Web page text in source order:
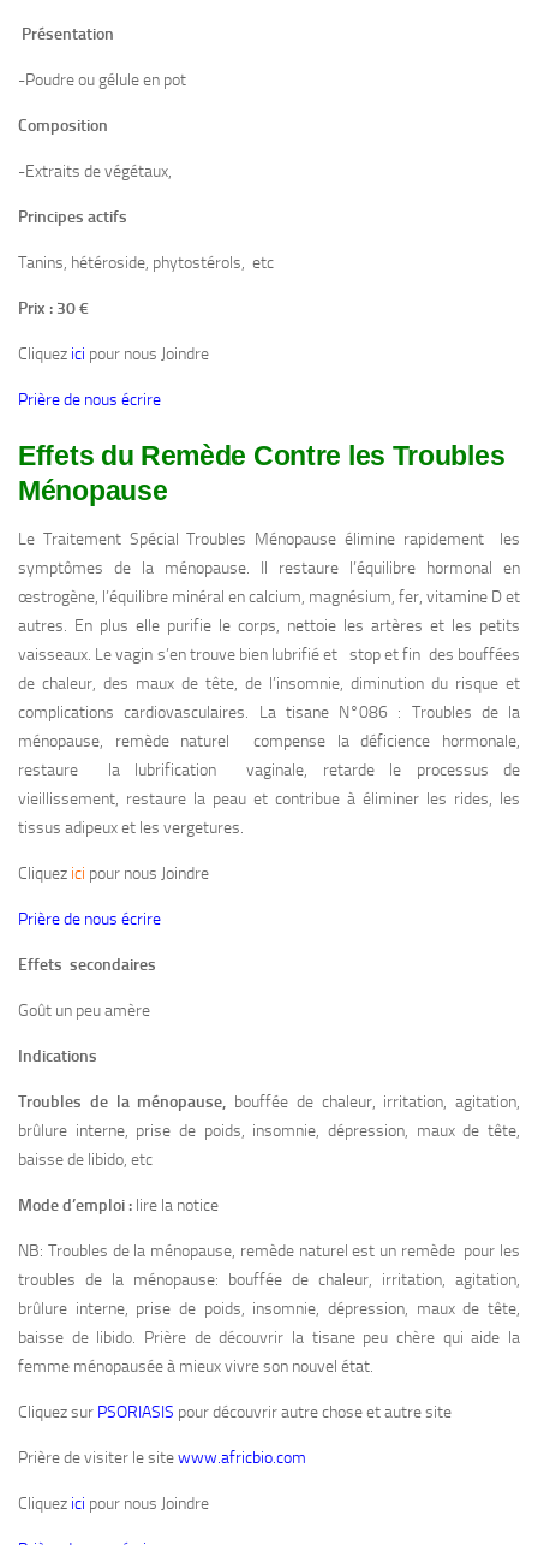
Présentation
-Poudre ou gélule en pot
Composition
-Extraits de végétaux,
Principes actifs
Tanins, hétéroside, phytostérols, etc
Prix : 30 €
Cliquez ici pour nous Joindre
Prière de nous écrire
Effets du Remède Contre les Troubles
Ménopause
Le Traitement Spécial Troubles Ménopause élimine rapidement les
symptômes de la ménopause. Il restaure l’équilibre hormonal en
œstrogène, l’équilibre minéral en calcium, magnésium, fer, vitamine D et
autres. En plus elle purifie le corps, nettoie les artères et les petits
vaisseaux. Le vagin s’en trouve bien lubrifié et stop et fin des bouffées
de chaleur, des maux de tête, de l’insomnie, diminution du risque et
complications cardiovasculaires. La tisane N°086 : Troubles de la
ménopause, remède naturel compense la déficience hormonale,
restaure la lubrification vaginale, retarde le processus de
vieillissement, restaure la peau et contribue à éliminer les rides, les
tissus adipeux et les vergetures.
Cliquez ici pour nous Joindre
Prière de nous écrire
Effets secondaires
Goût un peu amère
Indications
Troubles de la ménopause, bouffée de chaleur, irritation, agitation,
brûlure interne, prise de poids, insomnie, dépression, maux de tête,
baisse de libido, etc
Mode d’emploi : lire la notice
NB: Troubles de la ménopause, remède naturel est un remède pour les
troubles de la ménopause: bouffée de chaleur, irritation, agitation,
brûlure interne, prise de poids, insomnie, dépression, maux de tête,
baisse de libido. Prière de découvrir la tisane peu chère qui aide la
femme ménopausée à mieux vivre son nouvel état.
Cliquez sur PSORIASIS pour découvrir autre chose et autre site
Prière de visiter le sitewww.africbio.com
Cliquez ici pour nous Joindre